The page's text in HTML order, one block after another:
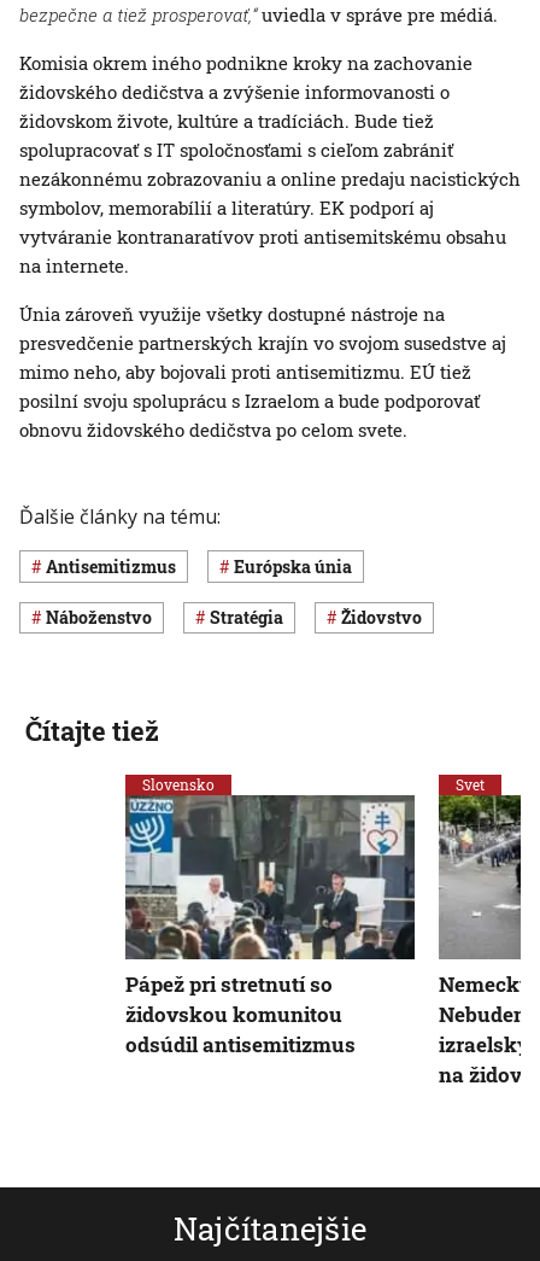
bezpečne a tiež prosperovať,“uviedla v správe pre médiá.
Komisia okrem iného podnikne kroky na zachovanie
židovského dedičstva a zvýšenie informovanosti o
židovskom živote, kultúre a tradíciách. Bude tiež
spolupracovať s IT spoločnosťami s cieľom zabrániť
nezákonnému zobrazovaniu a online predaju nacistických
symbolov, memorabílií a literatúry. EK podporí aj
vytváranie kontranaratívov proti antisemitskému obsahu
na internete.
Únia zároveň využije všetky dostupné nástroje na
presvedčenie partnerských krajín vo svojom susedstve aj
mimo neho, aby bojovali proti antisemitizmu. EÚ tiež
posilní svoju spoluprácu s Izraelom a bude podporovať
obnovu židovského dedičstva po celom svete.
Ďalšie články na tému:
antisemitizmus Európska únia
náboženstvo stratégia židovstvo
Najčítanejšie
Čítajte tiež
Slovensko
Pápež pri stretnutí so
židovskou komunitou
odsúdil antisemitizmus
Svet
na